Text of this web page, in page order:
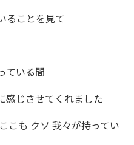
ることを見て
ている間
感じさせてくれました
こも クソ 我々が持ってい